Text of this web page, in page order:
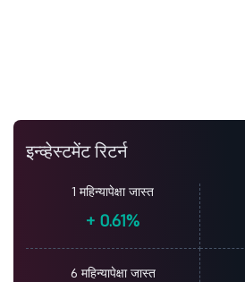
इन्व्हेस्टमेंट रिटर्न
1 महिन्यापेक्षा जास्त
+ 0.61%
6 महिन्यापेक्षा जास्त